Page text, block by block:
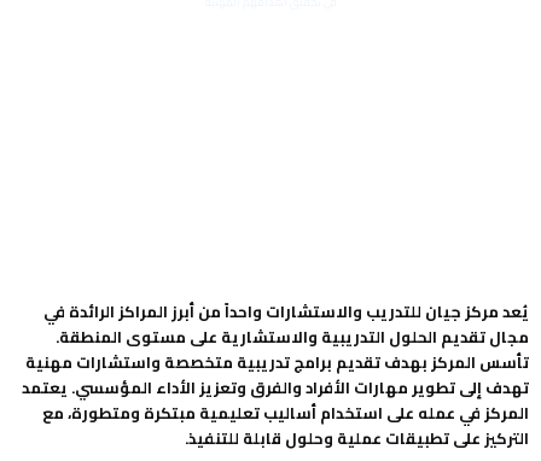
يُعد مركز جيان للتدريب والاستشارات واحداً من أبرز المراكز الرائدة في
مجال تقديم الحلول التدريبية والاستشارية على مستوى المنطقة.
تأسس المركز بهدف تقديم برامج تدريبية متخصصة واستشارات مهنية
تهدف إلى تطوير مهارات الأفراد والفرق وتعزيز الأداء المؤسسي. يعتمد
المركز في عمله على استخدام أساليب تعليمية مبتكرة ومتطورة، مع
التركيز على تطبيقات عملية وحلول قابلة للتنفيذ.